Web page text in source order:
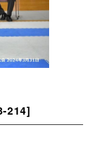
214]